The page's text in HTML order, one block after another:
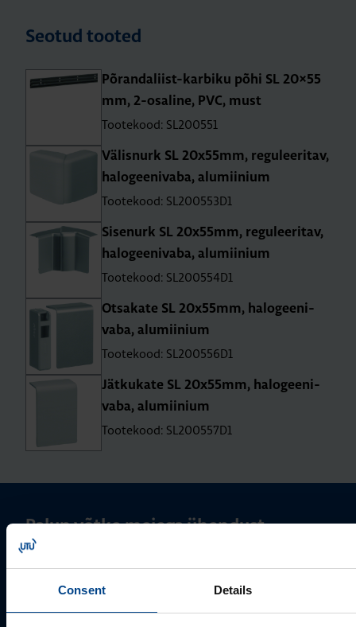
Consent Details
Seotud tooted
Põran­da­liist-kar­biku põhi SL 20×55
mm, 2-osa­line, PVC, must
Tootekood: SL200551
Välis­nurk SL 20x55mm, regu­lee­ri­tav,
halo­gee­ni­vaba, alu­mii­nium
Tootekood: SL200553D1
Sise­nurk SL 20x55mm, regu­lee­ri­tav,
halo­gee­ni­vaba, alu­mii­nium
Tootekood: SL200554D1
Otsa­kate SL 20x55mm, halo­gee­ni­
vaba, alu­mii­nium
Tootekood: SL200556D1
Jät­ku­kate SL 20x55mm, halo­gee­ni­
vaba, alu­mii­nium
Tootekood: SL200557D1
Palun võtke meiega ühendust